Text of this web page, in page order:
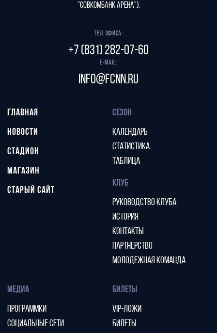
"СОВКОМБАНК АРЕНА").
Тел. офиса:
+7 (831) 282-07-60
E-mail:
info@fcnn.ru
ГЛАВНАЯ
НОВОСТИ
СТАДИОН
МАГАЗИН
СТАРЫЙ САЙТ
СЕЗОН
КАЛЕНДАРЬ
СТАТИСТИКА
ТАБЛИЦА
КЛУБ
РУКОВОДСТВО КЛУБА
ИСТОРИЯ
КОНТАКТЫ
ПАРТНЕРСТВО
МОЛОДЕЖНАЯ КОМАНДА
МЕДИА
ПРОГРАММКИ
СОЦИАЛЬНЫЕ СЕТИ
БИЛЕТЫ
VIP-ЛОЖИ
БИЛЕТЫ